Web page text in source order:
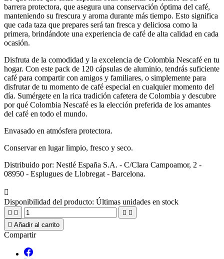
barrera protectora, que asegura una conservación óptima del café,
manteniendo su frescura y aroma durante más tiempo. Esto significa
que cada taza que prepares será tan fresca y deliciosa como la
primera, brindándote una experiencia de café de alta calidad en cada
ocasión.
Disfruta de la comodidad y la excelencia de Colombia Nescafé en tu
hogar. Con este pack de 120 cápsulas de aluminio, tendrás suficiente
café para compartir con amigos y familiares, o simplemente para
disfrutar de tu momento de café especial en cualquier momento del
día. Sumérgete en la rica tradición cafetera de Colombia y descubre
por qué Colombia Nescafé es la elección preferida de los amantes
del café en todo el mundo.
Envasado en atmósfera protectora.
Conservar en lugar limpio, fresco y seco.
Distribuido por: Nestlé España S.A. - C/Clara Campoamor, 2 -
08950 - Esplugues de Llobregat - Barcelona.

Disponibilidad del producto: Últimas unidades en stock
   
 Añadir al carrito
Compartir